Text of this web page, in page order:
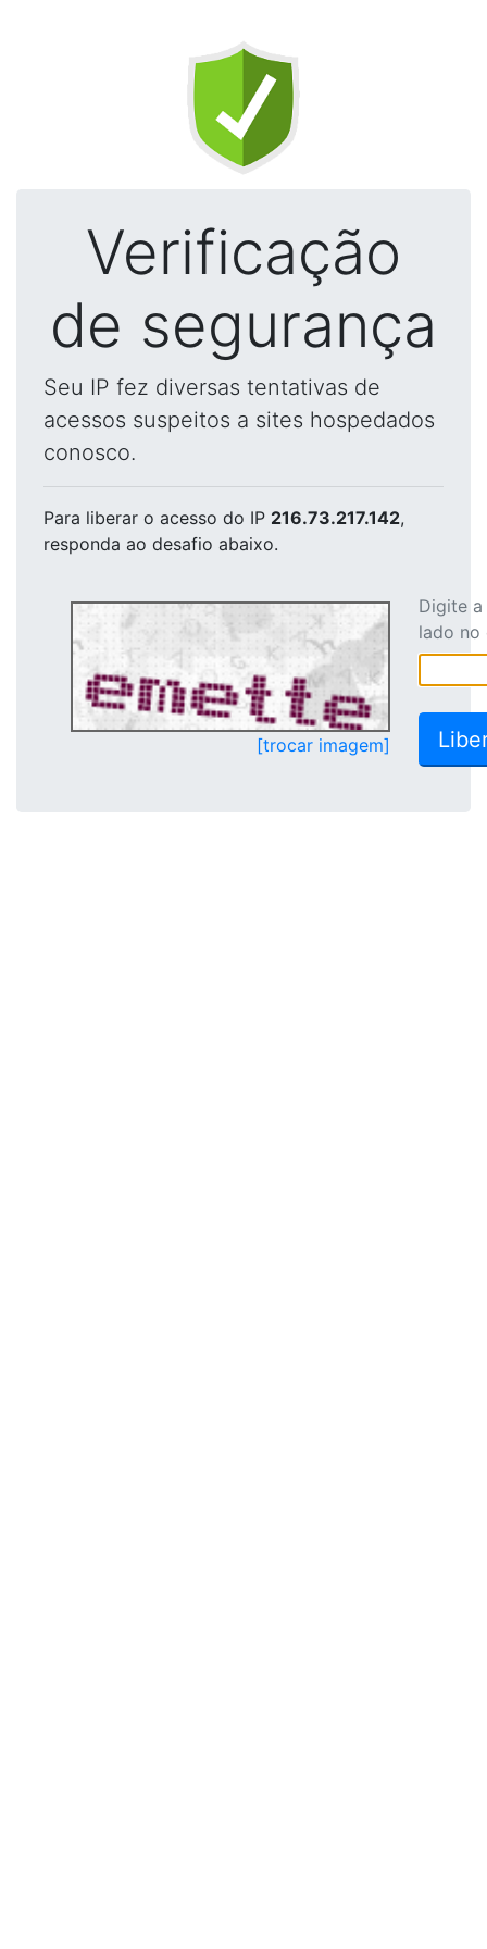
Verificação
de segurança
Seu IP fez diversas tentativas de
acessos suspeitos a sites hospedados
conosco.
Para liberar o acesso do IP 216.73.217.142,
responda ao desafio abaixo.
[trocar imagem]
Digite
lado no